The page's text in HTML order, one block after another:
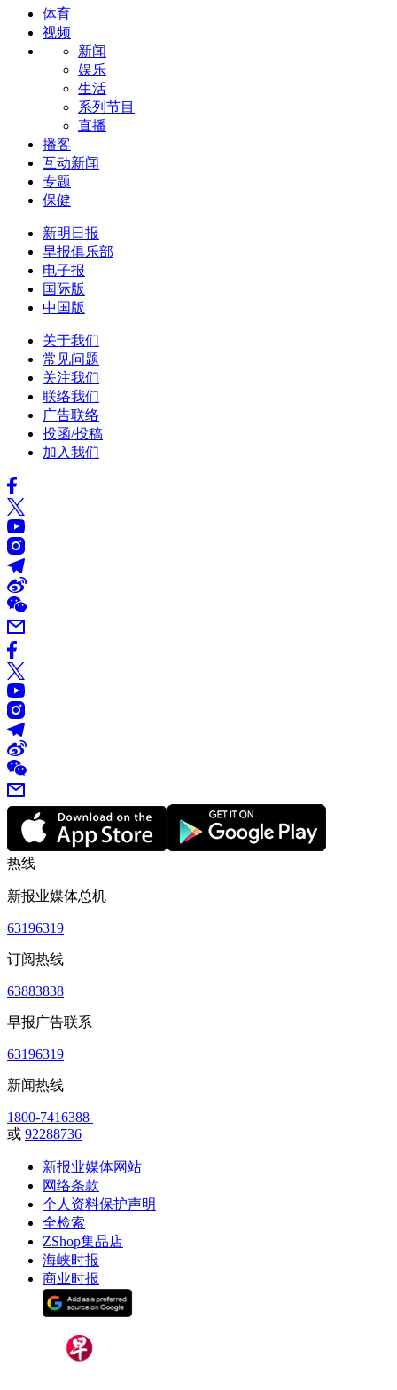
体育
视频
新闻
娱乐
生活
系列节目
直播
播客
互动新闻
专题
保健
新明日报
早报俱乐部
电子报
国际版
中国版
关于我们
常见问题
关注我们
联络我们
广告联络
投函/投稿
加入我们
热线
新报业媒体总机
63196319
订阅热线
63883838
早报广告联系
63196319
新闻热线
1800-7416388
或 92288736
新报业媒体网站
网络条款
个人资料保护声明
全检索
ZShop集品店
海峡时报
商业时报